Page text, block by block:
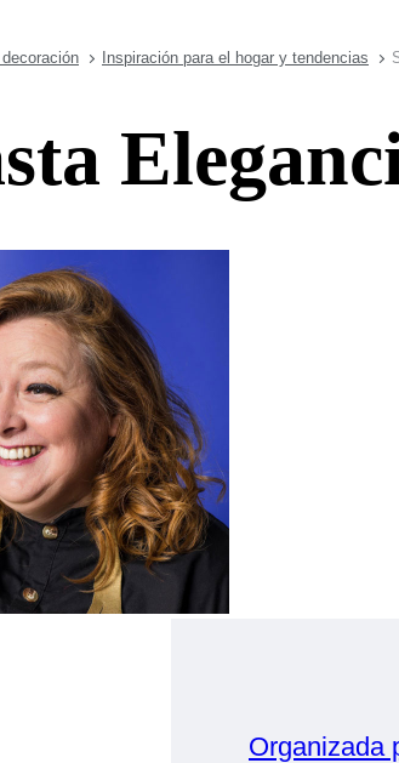
decoración Inspiración para el hogar y tendencias
Organizada